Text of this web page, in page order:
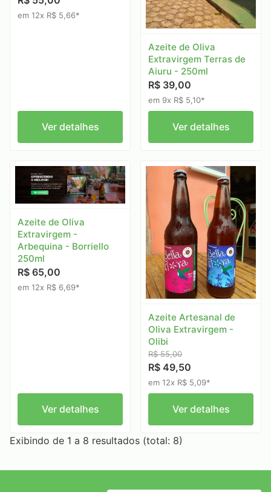
em 12x R$ 5,66*
Ver detalhes
Azeite de Oliva
Extravirgem Terras de
Aiuru - 250ml
R$ 39,00
em 9x R$ 5,10*
Ver detalhes
Azeite de Oliva
Extravirgem -
Arbequina - Borriello
250ml
R$ 65,00
em 12x R$ 6,69*
Ver detalhes
Azeite Artesanal de
Oliva Extravirgem -
Olibi
R$ 55,00
R$ 49,50
em 12x R$ 5,09*
Ver detalhes
Exibindo de 1 a 8 resultados (total: 8)